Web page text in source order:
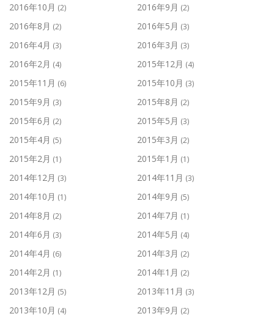
2016年10月 (2) 2016年9月 (2)
2016年8月 (2) 2016年5月 (3)
2016年4月 (3) 2016年3月 (3)
2016年2月 (4) 2015年12月 (4)
2015年11月 (6) 2015年10月 (3)
2015年9月 (3) 2015年8月 (2)
2015年6月 (2) 2015年5月 (3)
2015年4月 (5) 2015年3月 (2)
2015年2月 (1) 2015年1月 (1)
2014年12月 (3) 2014年11月 (3)
2014年10月 (1) 2014年9月 (5)
2014年8月 (2) 2014年7月 (1)
2014年6月 (3) 2014年5月 (4)
2014年4月 (6) 2014年3月 (2)
2014年2月 (1) 2014年1月 (2)
2013年12月 (5) 2013年11月 (3)
2013年10月 (4) 2013年9月 (2)